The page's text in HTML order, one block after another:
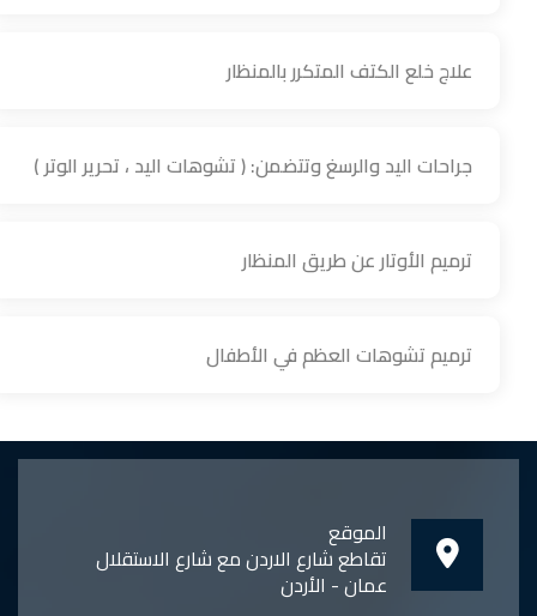
علاج خلع الكتف المتكرر بالمنظار
جراحات اليد والرسغ وتتضمن: ( تشوهات اليد ، تحرير الوتر )
ترميم الأوتار عن طريق المنظار
ترميم تشوهات العظم في الأطفال
الموقع
تقاطع شارع الاردن مع شارع الاستقلال
عمان - الأردن